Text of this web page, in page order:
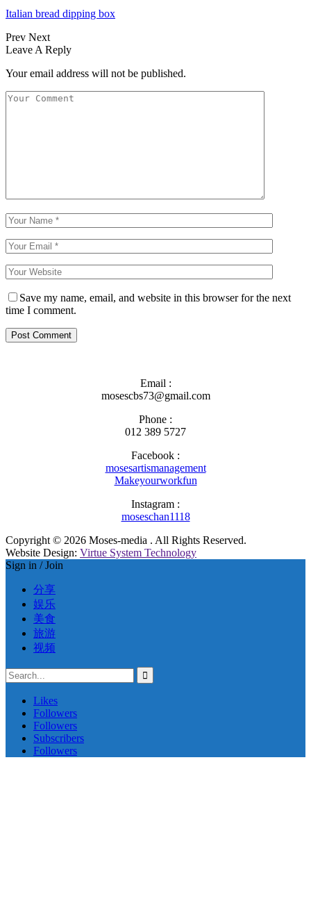
Italian bread dipping box
Prev Next
Leave A Reply
Your email address will not be published.
Save my name, email, and website in this browser for the next
time I comment.
Email :
mosescbs73@gmail.com
Phone :
012 389 5727
Facebook :
mosesartismanagement
Makeyourworkfun
Instagram :
moseschan1118
Copyright © 2026 Moses-media . All Rights Reserved.
Website Design: Virtue System Technology
Sign in / Join
分享
娱乐
美食
旅游
视频
Likes
Followers
Followers
Subscribers
Followers